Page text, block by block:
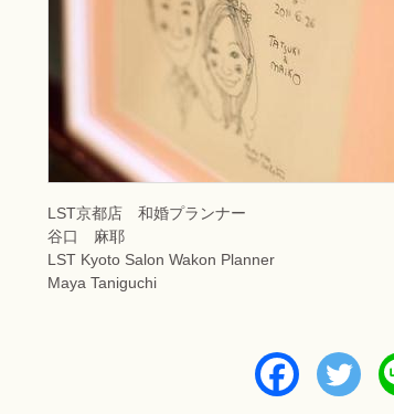
LST京都店 和婚プランナー
谷口 麻耶
LST Kyoto Salon Wakon Planner
Maya Taniguchi